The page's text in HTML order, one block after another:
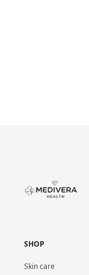
SHOP
Skin care